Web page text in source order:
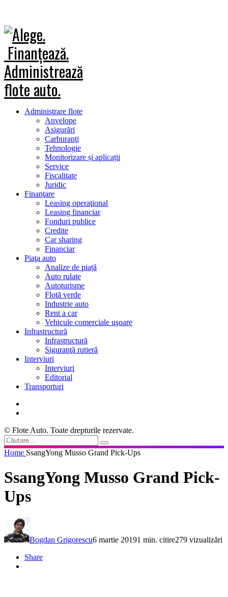
Administrare flote
Anvelope
Asigurări
Carburanţi
Tehnologie
Monitorizare și aplicații
Service
Fiscalitate
Juridic
Finanţare
Leasing operaţional
Leasing financiar
Fonduri publice
Credite
Car sharing
Financiar
Piaţa auto
Analize de piață
Auto rulate
Autoturisme
Flotă verde
Industrie auto
Rent a car
Vehicule comerciale uşoare
Infrastructură
Infrastructură
Siguranţă rutieră
Interviuri
Interviuri
Editorial
Transporturi
© Flote Auto. Toate drepturile rezervate.
Home SsangYong Musso Grand Pick-Ups
SsangYong Musso Grand Pick-
Ups
Bogdan Grigorescu6 martie 20191 min. citire279 vizualizări
Share